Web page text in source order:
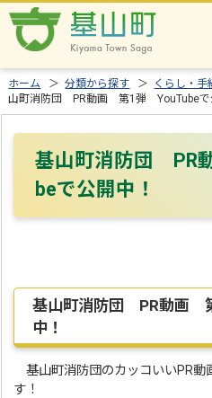
ホーム ＞分類から探す ＞ くらし・手
山町消防団 PR動画 第1弾 YouTubeで
基山町消防団
beで公開中！
基山町消防団 PR動画
中！
基山町消防団のカッコいいPR動
す！